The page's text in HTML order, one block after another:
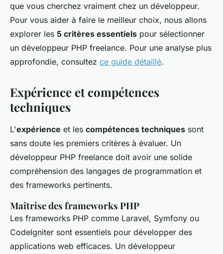
que vous cherchez vraiment chez un développeur.
Pour vous aider à faire le meilleur choix, nous allons
explorer les 5 critères essentiels pour sélectionner
un développeur PHP freelance. Pour une analyse plus
approfondie, consultez ce guide détaillé.
Expérience et compétences
techniques
L'expérience et les compétences techniques sont
sans doute les premiers critères à évaluer. Un
développeur PHP freelance doit avoir une solide
compréhension des langages de programmation et
des frameworks pertinents.
Maîtrise des frameworks PHP
Les frameworks PHP comme Laravel, Symfony ou
CodeIgniter sont essentiels pour développer des
applications web efficaces. Un développeur